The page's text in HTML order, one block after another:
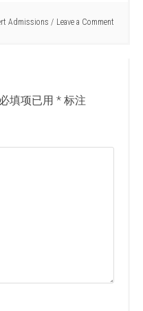
Admissions Leave a Comment
必填项已用* 标注